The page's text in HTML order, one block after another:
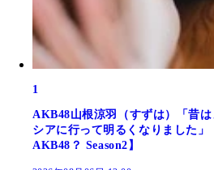
1
AKB48山根涼羽（すずは）「昔
シアに行って明るくなりました」
AKB48？ Season2】